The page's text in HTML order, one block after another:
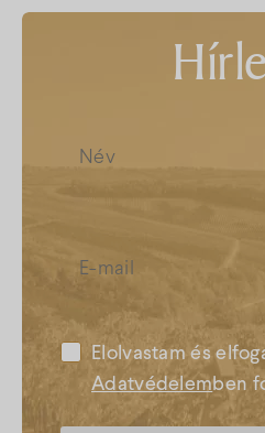
Elolvastam és
Adatvédelemben